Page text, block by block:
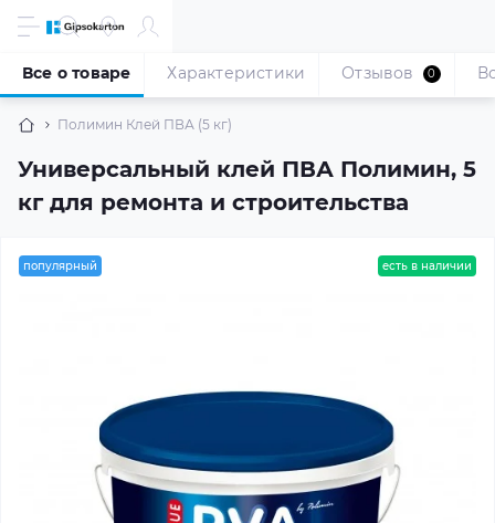
Полимин Клей ПВА (5 кг)
Универсальный клей ПВА Полимин, 5
кг для ремонта и строительства
Все о товаре Характеристики Отзывов 0
популярный есть в наличии